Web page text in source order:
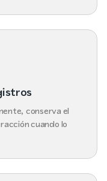
conserva el
cuando lo